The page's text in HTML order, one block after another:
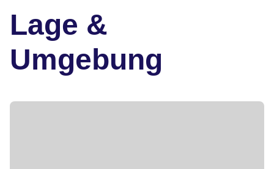
Lage &
Umgebung